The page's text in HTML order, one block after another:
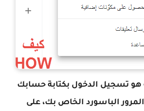
تسجيل الدخول بكتابة حسابك
الباسورد الخاص بك، على